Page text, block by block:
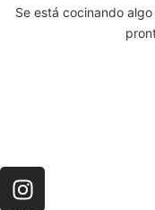
Se está cocinando